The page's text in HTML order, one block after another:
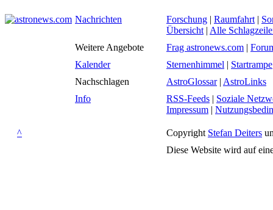
Nachrichten Forschung | Raumfahrt |
Übersicht | Alle
Weitere Angebote
Frag astronews.com |
Kalender
Sternenhimmel | Startrampe
Nachschlagen
AstroGlossar| AstroLinks
Info
RSS-Feeds | Soziale
Impressum |
^ Copyright Stefan Deiters
Diese Website wird auf